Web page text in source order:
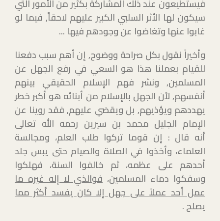
فيستطيعون عند ذلك المشاركة بكثير من الأمور التي
سيكون لها الأثر السلبي الكبير عليهم لاحقاً, فيما لو
غابوا عنها وتغاضوا عن وجودهم فيها ...
وأخيراً نقول بكل صراحة ووضوح, إن أهم سبب دفعنا
للقيام بعملنا هذا هو السعي في رفع الجهل عن
المسلمين, ونشر فهم الإسلام الحقيقي بينهم
أنفسِهم, لأن الجهل بالإسلام من أبنائه هو أكبر خطر
يهددهم ويؤذيهم, بل ويقضي عليهم, فقد روينا عن
الإمام الجليل محمد بن سيرين رحمه الله تعالى
أنه قال : إن قوما تركوا طلب العلم، ومجالسة
العلماء، وأخذوا في الصلاة والصيام حتى يبس جلد
أحدهم على عظمه، ثم خالفوا السنة، فهلكوا
وسفكوا دماء المسلمين، فوَالذي لا إله غيره ما
عمل أحد عملاً على جهل إلا كان يفسد أكثر مما
يصلح.